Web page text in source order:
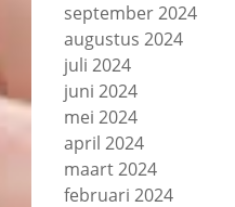
september 2024
augustus 2024
juli 2024
juni 2024
mei 2024
april 2024
maart 2024
februari 2024